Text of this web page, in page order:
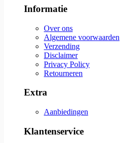
Informatie
Over ons
Algemene voorwaarden
Verzending
Disclaimer
Privacy Policy
Retourneren
Extra
Aanbiedingen
Klantenservice